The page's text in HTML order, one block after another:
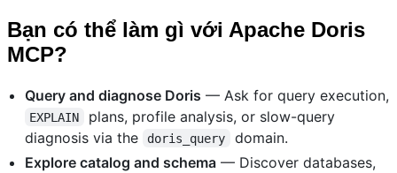
Bạn có thể làm gì với Apache Doris
MCP?
Query and diagnose Doris — Ask for query execution,
EXPLAIN
plans, profile analysis, or slow-query
diagnosis via the
doris_query
domain.
Explore catalog and schema — Discover databases,